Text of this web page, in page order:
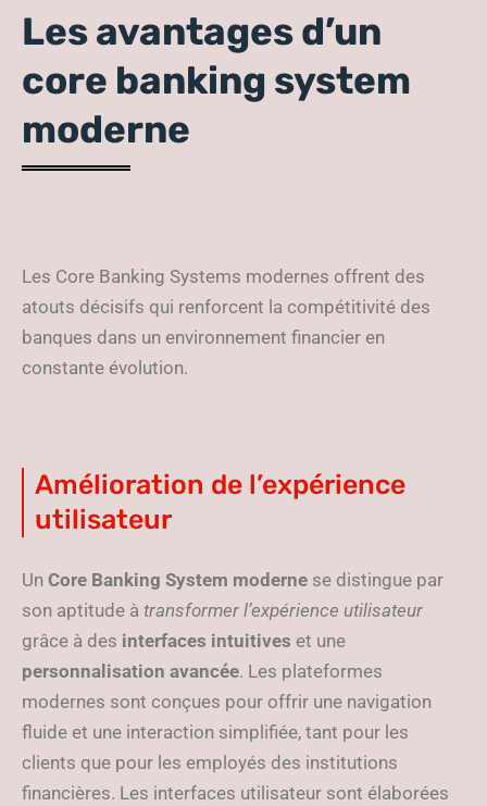
Les avantages d’un
core banking system
moderne
Les Core Banking Systems modernes offrent des
atouts décisifs qui renforcent la compétitivité des
banques dans un environnement financier en
constante évolution.
Amélioration de l’expérience
utilisateur
Un Core Banking System moderne se distingue par
son aptitude à transformer l’expérience utilisateur
grâce à des interfaces intuitives et une
personnalisation avancée. Les plateformes
modernes sont conçues pour offrir une navigation
fluide et une interaction simplifiée, tant pour les
clients que pour les employés des institutions
financières. Les interfaces utilisateur sont élaborées